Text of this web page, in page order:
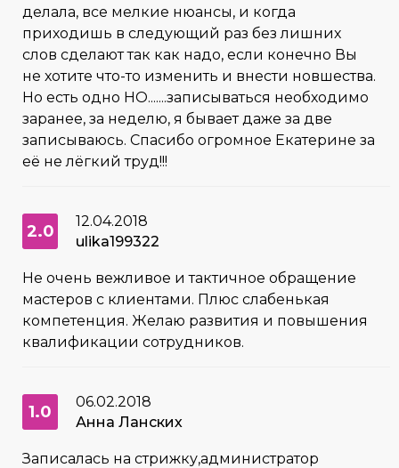
делала, все мелкие нюансы, и когда
приходишь в следующий раз без лишних
слов сделают так как надо, если конечно Вы
не хотите что-то изменить и внести новшества.
Но есть одно НО.......записываться необходимо
заранее, за неделю, я бывает даже за две
записываюсь. Спасибо огромное Екатерине за
её не лёгкий труд!!!
2.0
12.04.2018
ulika199322
Не очень вежливое и тактичное обращение
мастеров с клиентами. Плюс слабенькая
компетенция. Желаю развития и повышения
квалификации сотрудников.
1.0
06.02.2018
Анна Ланских
Записалась на стрижку,администратор